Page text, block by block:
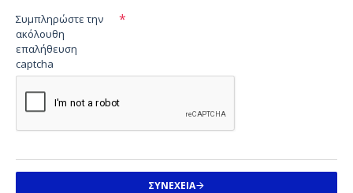
Συμπληρώστε την
ακόλουθη
επαλήθευση
captcha
ΣΥΝΈΧΕΙΑ